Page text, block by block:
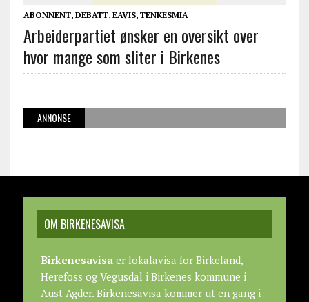
ABONNENT, DEBATT, EAVIS, TENKESMIA
Arbeiderpartiet ønsker en oversikt over
hvor mange som sliter i Birkenes
ANNONSE
OM BIRKENESAVISA
Birkenesavisaer lokalavisa for Birkeland,
Herefoss og Vegusdal i Birkenes kommune i
Aust-Agder. Birkenesavisa kommer ut en gang i